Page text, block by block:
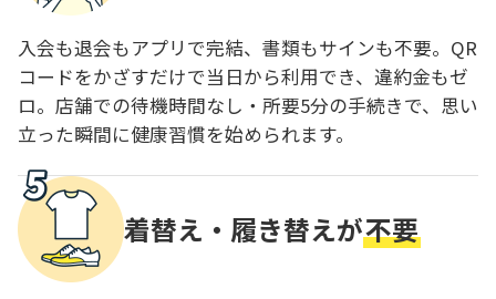
入会も退会もアプリで完結、書類もサインも不要。QR
コードをかざすだけで当日から利用でき、違約金もゼ
ロ。店舗での待機時間なし・所要5分の手続きで、思い
立った瞬間に健康習慣を始められます。
着替え・履き替えが不要